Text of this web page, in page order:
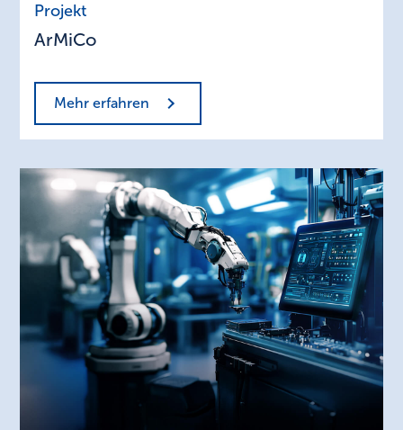
Projekt
ArMiCo
Mehr erfahren